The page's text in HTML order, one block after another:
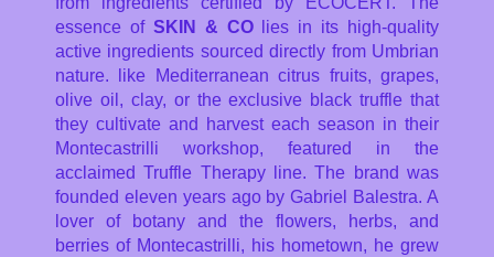
essence of SKIN & COlies in its high-quality
active ingredients sourced directly from Umbrian
nature. like Mediterranean citrus fruits, grapes,
olive oil, clay, or the exclusive black truffle that
they cultivate and harvest each season in their
Montecastrilli workshop, featured in the
acclaimed Truffle Therapy line. The brand was
founded eleven years ago by Gabriel Balestra. A
lover of botany and the flowers, herbs, and
berries of Montecastrilli, his hometown, he grew